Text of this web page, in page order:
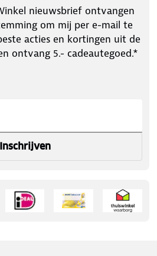
nieuwsbrief ontvangen
om mij per e-mail te
acties en kortingen uit de
ontvang 5.- cadeautegoed.*
Inschrijven